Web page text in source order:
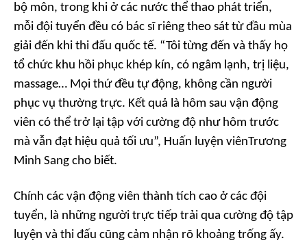
bộ môn, trong khi ở các nước thể thao phát triển,
mỗi đội tuyển đều có bác sĩ riêng theo sát từ đầu mùa
giải đến khi thi đấu quốc tế. “Tôi từng đến và thấy họ
tổ chức khu hồi phục khép kín, có ngâm lạnh, trị liệu,
massage… Mọi thứ đều tự động, không cần người
phục vụ thường trực. Kết quả là hôm sau vận động
viên có thể trở lại tập với cường độ như hôm trước
mà vẫn đạt hiệu quả tối ưu”, Huấn luyện viênTrương
Minh Sang cho biết.
Chính các vận động viên thành tích cao ở các đội
tuyển, là những người trực tiếp trải qua cường độ tập
luyện và thi đấu cũng cảm nhận rõ khoảng trống ấy.